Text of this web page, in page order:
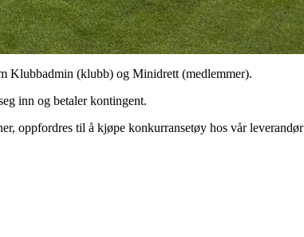
Klubbadmin (klubb) og Minidrett (medlemmer).
inn og betaler kontingent.
oppfordres til å kjøpe konkurransetøy hos vår leverandør